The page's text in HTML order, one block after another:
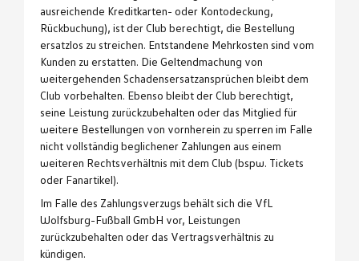
ausreichende Kreditkarten- oder Kontodeckung,
Rückbuchung), ist der Club berechtigt, die Bestellung
ersatzlos zu streichen. Entstandene Mehrkosten sind vom
Kunden zu erstatten. Die Geltendmachung von
weitergehenden Schadensersatzansprüchen bleibt dem
Club vorbehalten. Ebenso bleibt der Club berechtigt,
seine Leistung zurückzubehalten oder das Mitglied für
weitere Bestellungen von vornherein zu sperren im Falle
nicht vollständig beglichener Zahlungen aus einem
weiteren Rechtsverhältnis mit dem Club (bspw. Tickets
oder Fanartikel).
Im Falle des Zahlungsverzugs behält sich die VfL
Wolfsburg-Fußball GmbH vor, Leistungen
zurückzubehalten oder das Vertragsverhältnis zu
kündigen.